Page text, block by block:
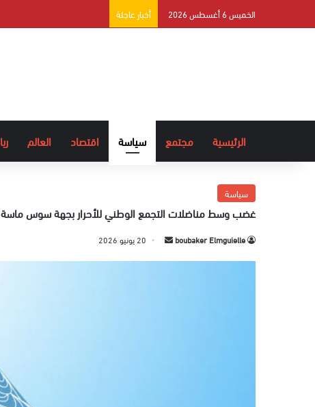
الخميس 6 أغسطس 2026 أخبار عاجلة
الرئيسية مجتمع سياسة اقتصاد العالم
سياسة
غضب وسط مناضلات التجمع الوطني للأحرار بجهة سوس ماسة
boubaker Elmguielle 20 يونيو 2026